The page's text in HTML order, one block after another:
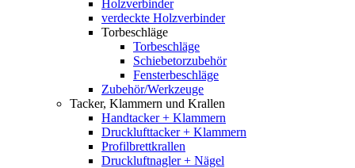
Holzverbinder
verdeckte Holzverbinder
Torbeschläge
Torbeschläge
Schiebetorzubehör
Fensterbeschläge
Zubehör/Werkzeuge
Tacker, Klammern und Krallen
Handtacker + Klammern
Drucklufttacker + Klammern
Profilbrettkrallen
Druckluftnagler + Nägel